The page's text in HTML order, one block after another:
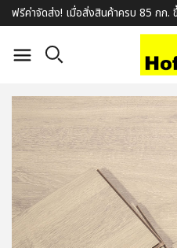
ฟรีค่าจัดส่ง! เมื่อสั่งสินค้าครบ 85 กก.